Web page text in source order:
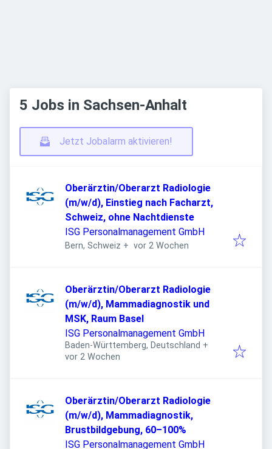
5 Jobs in Sachsen-Anhalt
Jetzt Jobalarm aktivieren!
Oberärztin/Oberarzt Radiologie
(m/w/d), Einstieg nach Facharzt,
Schweiz, ohne Nachtdienste
ISG Personalmanagement GmbH
Bern, Schweiz + Veröffentlicht
vor 2 Wochen
Oberärztin/Oberarzt Radiologie
(m/w/d), Mammadiagnostik und
MSK, Raum Basel
ISG Personalmanagement GmbH
Baden-Württemberg, Deutschland +
Veröffentlicht
vor 2 Wochen
Oberärztin/Oberarzt Radiologie
(m/w/d), Mammadiagnostik,
Brustbildgebung, 60–100%
ISG Personalmanagement GmbH